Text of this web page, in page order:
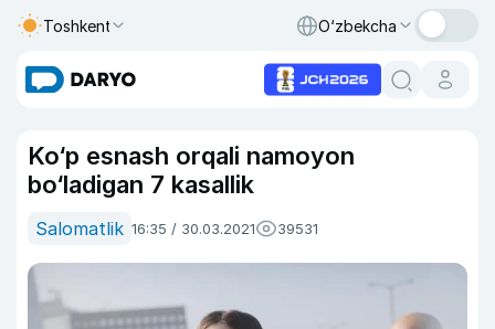
Toshkent O‘zbekcha
Ko‘p esnash orqali namoyon
bo‘ladigan 7 kasallik
Salomatlik 16:35 / 30.03.2021 39531